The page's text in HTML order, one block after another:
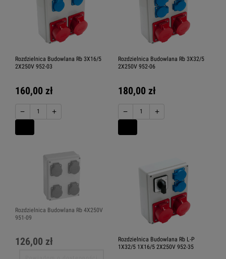
Rozdzielnica Budowlana Rb 3X16/5
2X250V 952-03
160,00 zł
− +
Rozdzielnica Budowlana Rb 3X32/5
2X250V 952-06
180,00 zł
− +
Rozdzielnica Budowlana Rb 4X250V
951-09
126,00 zł
Rozdzielnica Budowlana Rb L-P
1X32/5 1X16/5 2X250V 952-35